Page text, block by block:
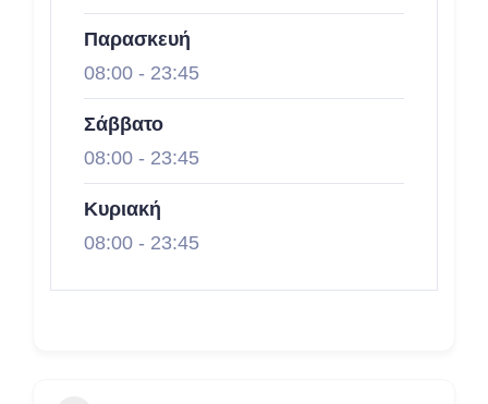
Παρασκευή
08:00 - 23:45
Σάββατο
08:00 - 23:45
Κυριακή
08:00 - 23:45